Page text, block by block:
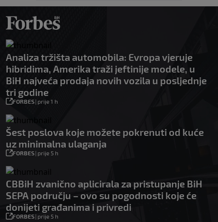
Analiza tržišta automobila: Evropa vjeruje
hibridima, Amerika traži jeftinije modele, u
BiH najveća prodaja novih vozila u posljednje
tri godine
FORBES| prije 1 h
Šest poslova koje možete pokrenuti od kuće
uz minimalna ulaganja
FORBES| prije 5 h
CBBiH zvanično aplicirala za pristupanje BiH
SEPA području – ovo su pogodnosti koje će
donijeti građanima i privredi
FORBES| prije 5 h